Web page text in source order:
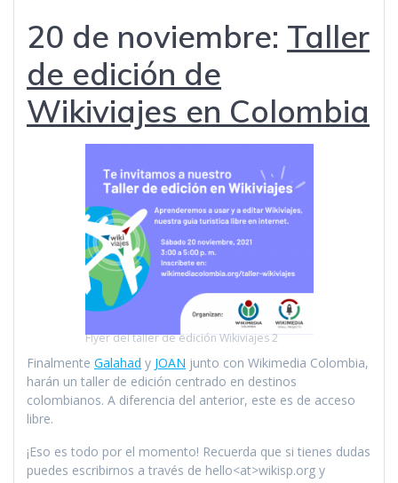
20 de noviembre: Taller
de edición de
Wikiviajes en Colombia
Flyer del taller de edición Wikiviajes 2
Finalmente Galahad y JOAN junto con Wikimedia Colombia,
harán un taller de edición centrado en destinos
colombianos. A diferencia del anterior, este es de acceso
libre.
¡Eso es todo por el momento! Recuerda que si tienes dudas
puedes escribirnos a través de hello<at>wikisp.org y